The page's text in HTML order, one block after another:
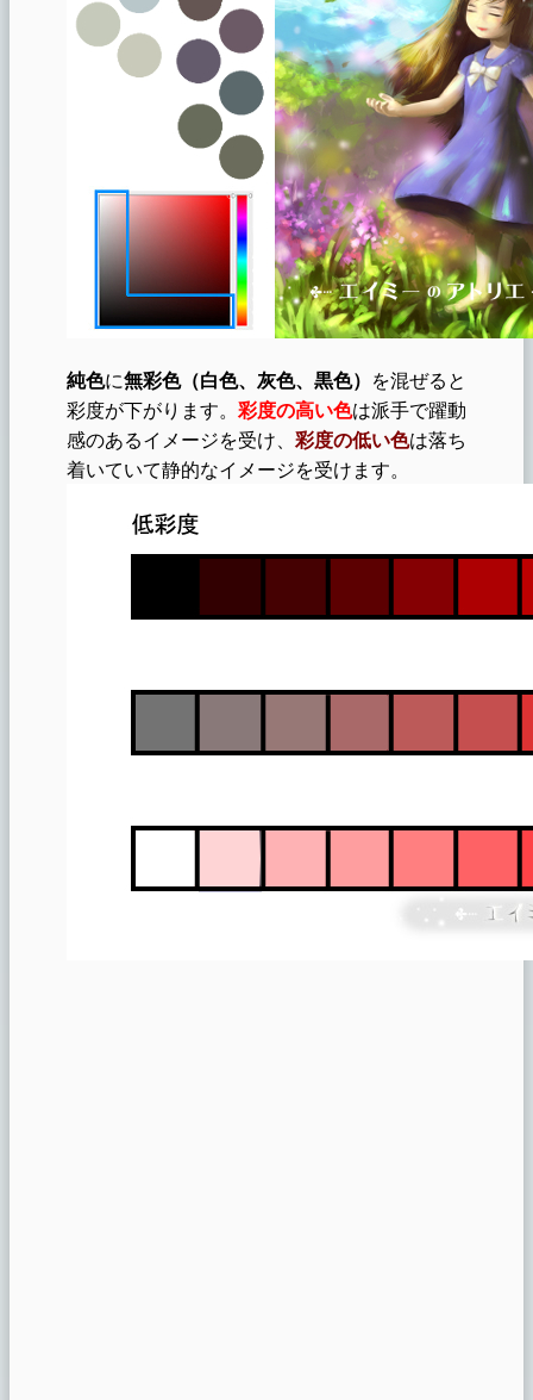
純色に無彩色（白色、灰色、黒色） を混ぜると
彩度が下がります。 彩度の高い色は派手で躍動
感のあるイメージを受け、 彩度の低い色は落ち
着いていて静的なイメージを受けます。